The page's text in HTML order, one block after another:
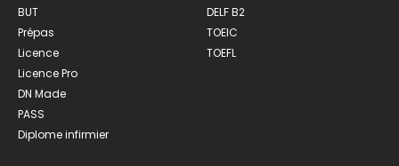
BUT
Prépas
Licence
Licence Pro
DN Made
PASS
Diplome infirmier
DELF B2
TOEIC
TOEFL